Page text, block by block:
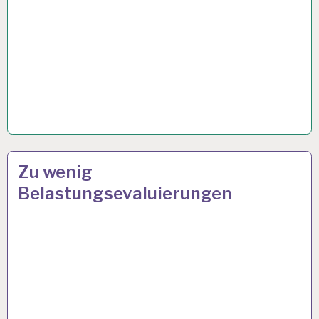
50PLUS…
Zu wenig
Belastungsevaluierungen
18 JAN. 2024